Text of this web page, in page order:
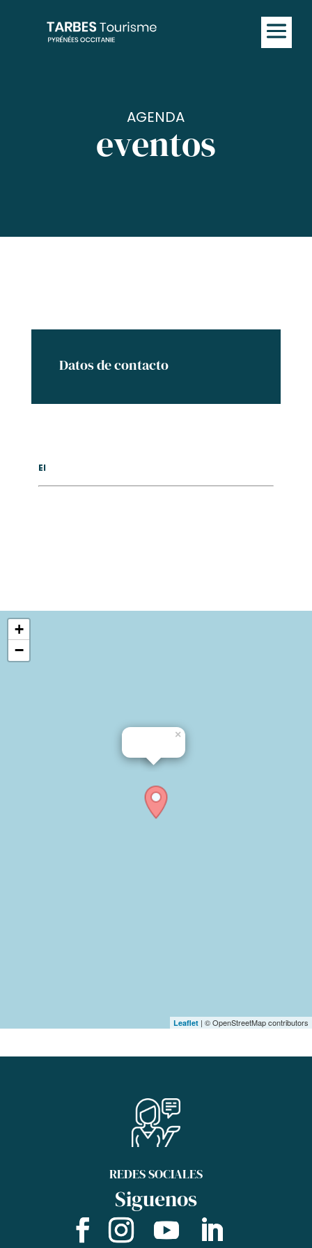
AGENDA
eventos
Datos de contacto
El
×
+
−
Leaflet | © OpenStreetMap contributors
REDES SOCIALES
Siguenos